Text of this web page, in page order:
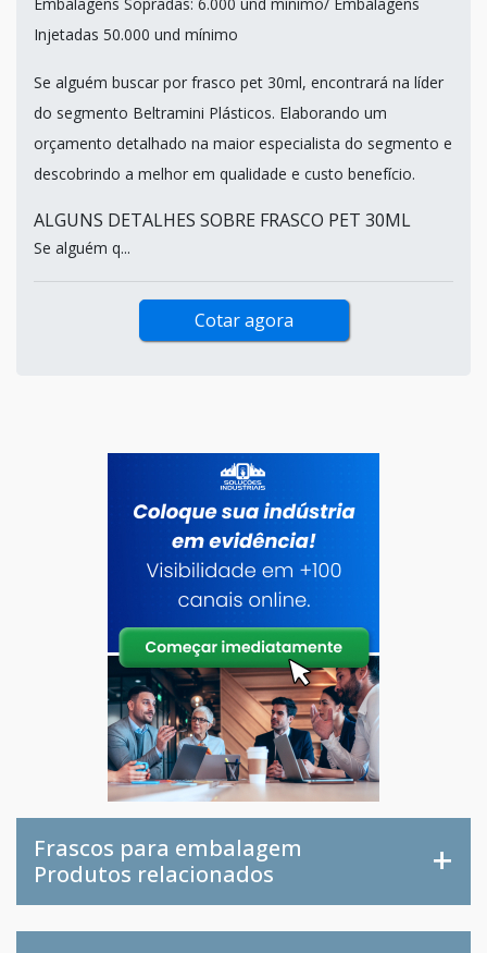
Injetadas 50.000 und mínimo
Se alguém buscar por frasco pet 30ml, encontrará na líder
do segmento Beltramini Plásticos. Elaborando um
orçamento detalhado na maior especialista do segmento e
descobrindo a melhor em qualidade e custo benefício.
ALGUNS DETALHES SOBRE FRASCO PET 30ML
Se alguém q...
Cotar agora
Frascos para embalagem
Produtos relacionados